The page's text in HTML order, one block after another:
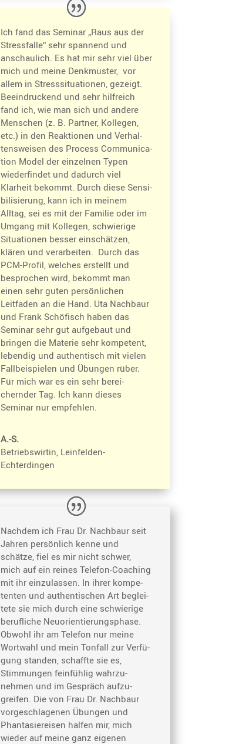
Ich fand das Seminar „Raus aus der
Stress­falle“ sehr spannend und
anschau­lich. Es hat mir sehr viel über
mich und meine Denkmuster, vor
allem in Stress­si­tua­tionen, gezeigt.
Beein­dru­ckend und sehr hilfreich
fand ich, wie man sich und andere
Menschen (z. B. Partner, Kollegen,
etc.) in den Reaktionen und Verhal­
tens­weisen des Process Commu­ni­ca­
tion Model der einzelnen Typen
wieder­findet und dadurch viel
Klarheit bekommt. Durch diese Sensi­
bi­li­sie­rung, kann ich in meinem
Alltag, sei es mit der Familie oder im
Umgang mit Kollegen, schwie­rige
Situa­tionen besser einschätzen,
klären und verar­beiten. Durch das
PCM-Profil, welches erstellt und
bespro­chen wird, bekommt man
einen sehr guten persön­li­chen
Leitfaden an die Hand. Uta Nachbaur
und Frank Schöfisch haben das
Seminar sehr gut aufge­baut und
bringen die Materie sehr kompe­tent,
lebendig und authen­tisch mit vielen
Fallbei­spielen und Übungen rüber.
Für mich war es ein sehr berei­
chernder Tag. Ich kann dieses
Seminar nur empfehlen.
A.-S.
Betriebs­wirtin, Leinfelden-
Echterdingen
Nachdem ich Frau Dr. Nachbaur seit
Jahren persön­lich kenne und
schätze, fiel es mir nicht schwer,
mich auf ein reines Telefon-Coaching
mit ihr einzu­lassen. In ihrer kompe­
tenten und authen­ti­schen Art beglei­
tete sie mich durch eine schwie­rige
beruf­liche Neuori­en­tie­rungs­phase.
Obwohl ihr am Telefon nur meine
Wortwahl und mein Tonfall zur Verfü­
gung standen, schaffte sie es,
Stimmungen feinfühlig wahrzu­
nehmen und im Gespräch aufzu­
greifen. Die von Frau Dr. Nachbaur
vorge­schla­genen Übungen und
Phanta­sie­reisen halfen mir, mich
wieder auf meine ganz eigenen